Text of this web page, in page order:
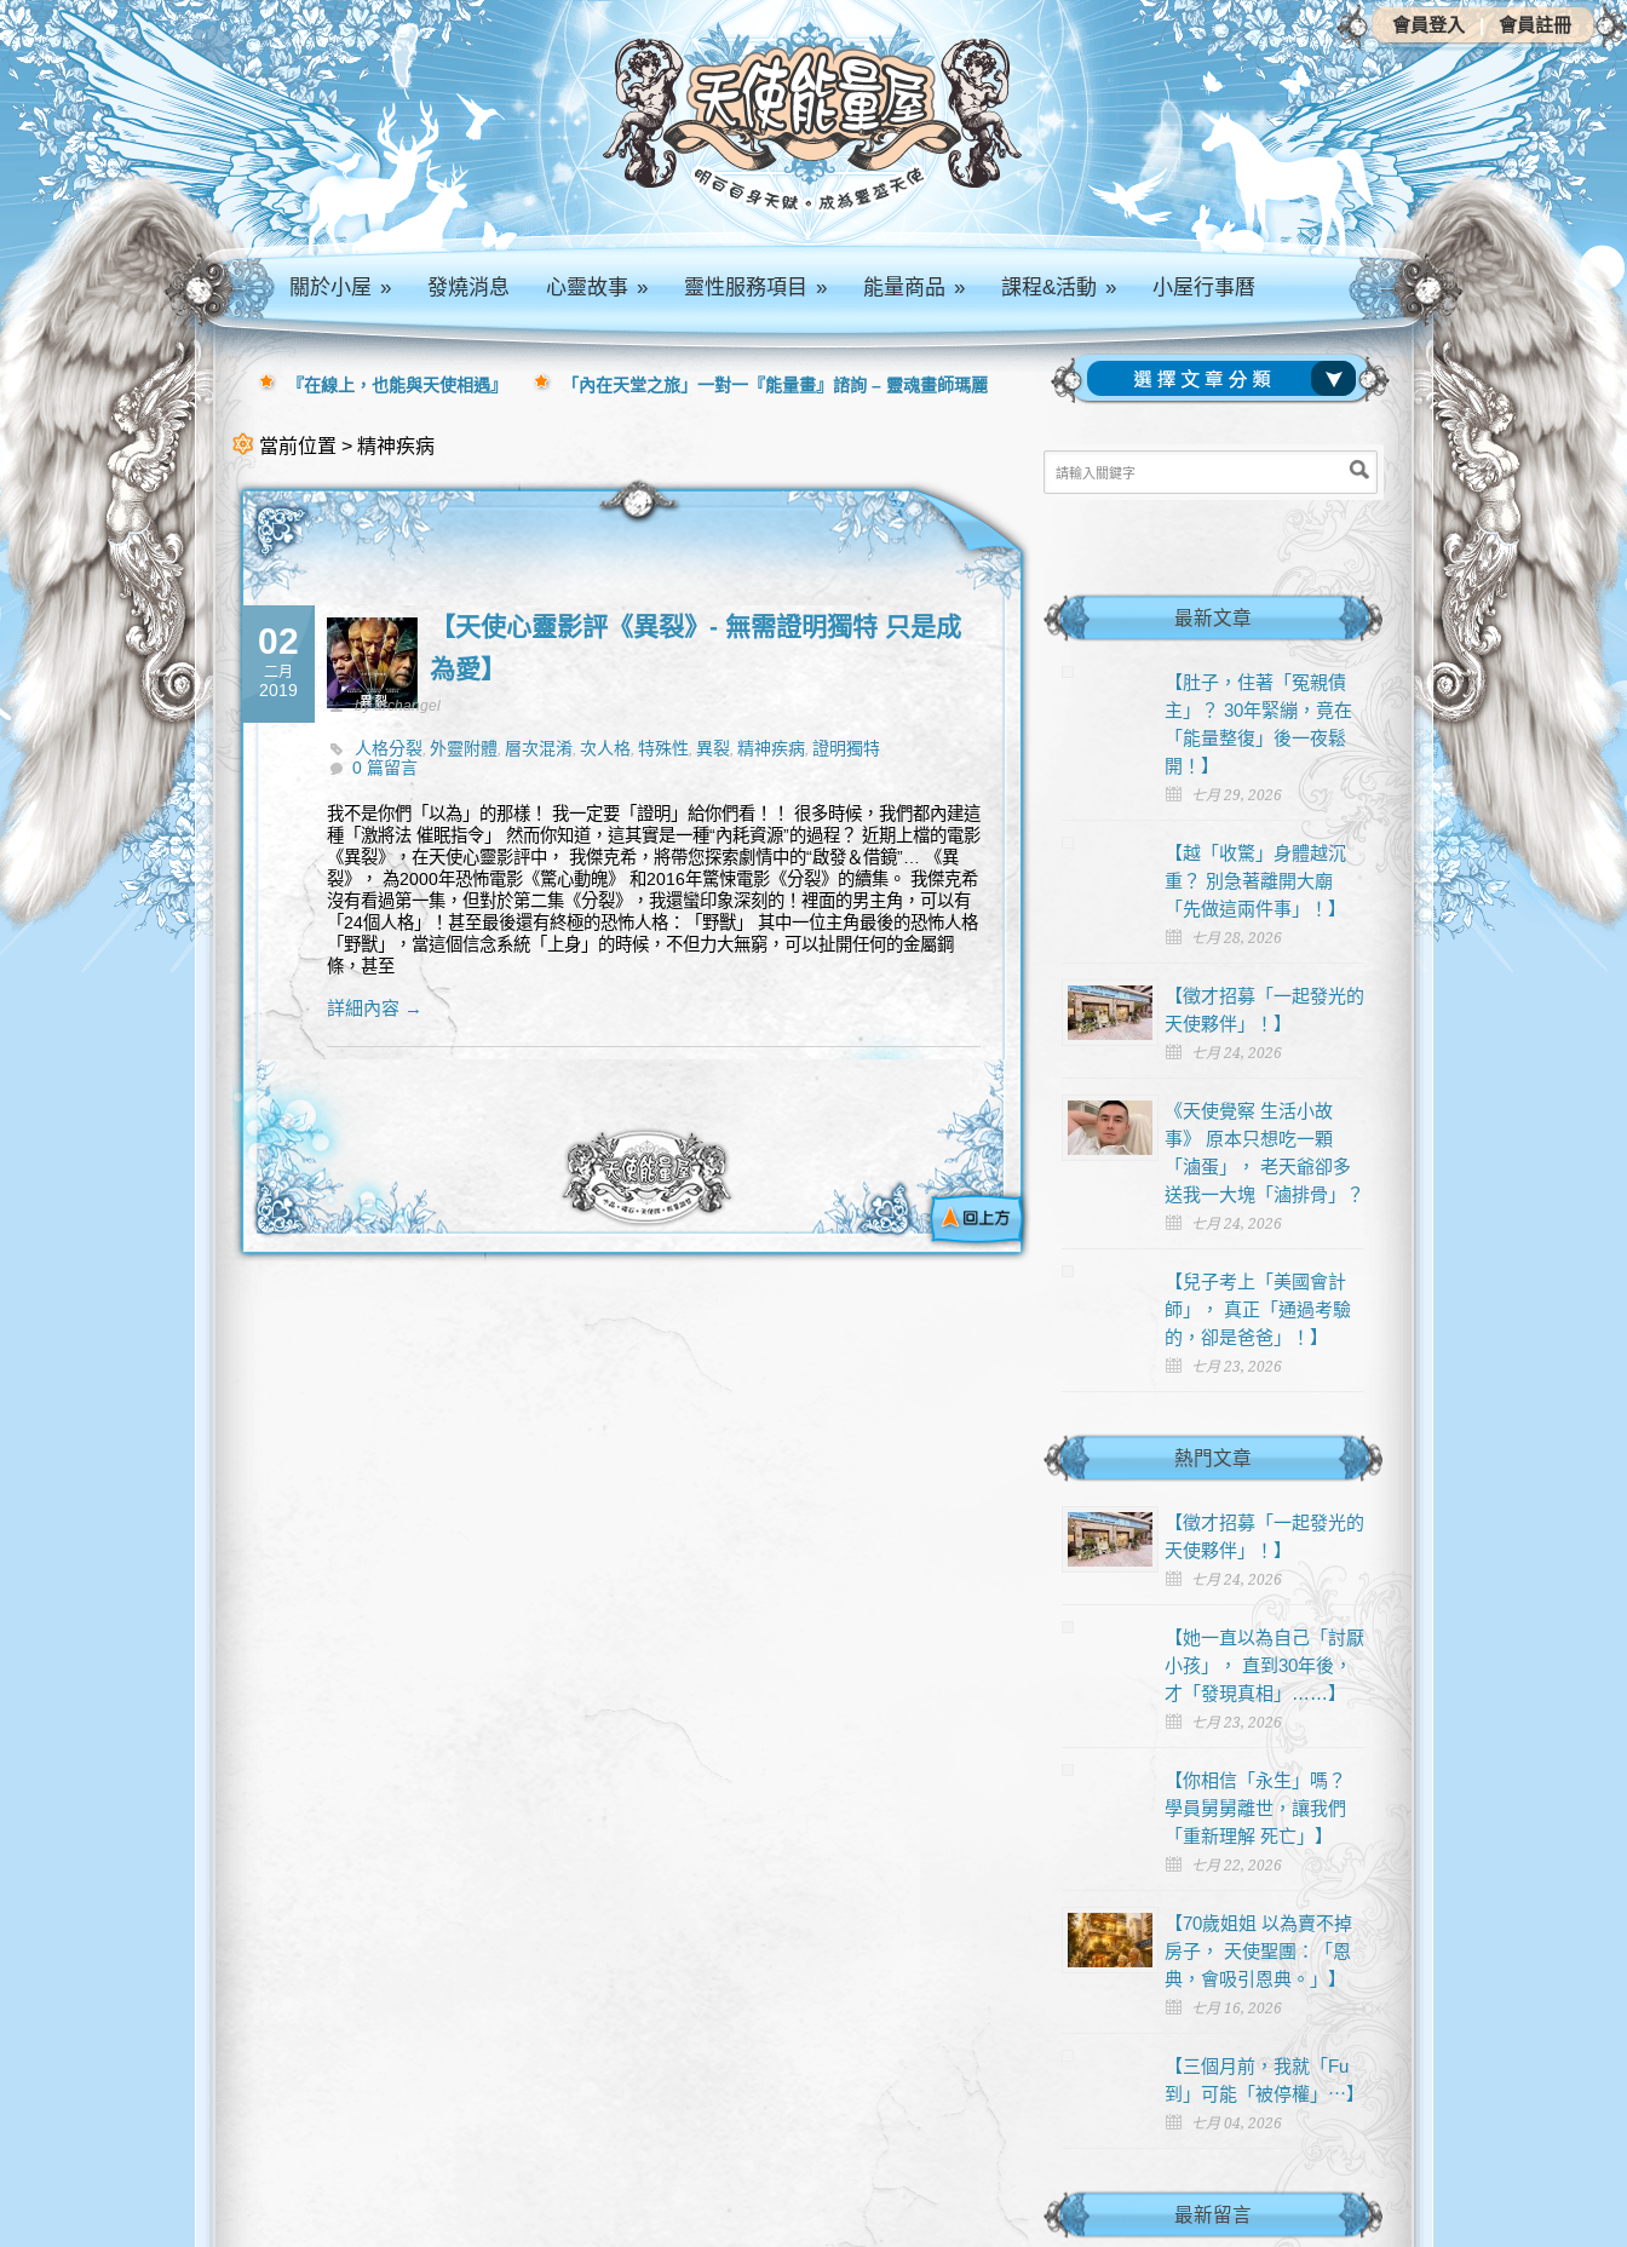
關於小屋» 發燒消息 心靈故事» 靈性服務項目» 能量商品» 課程&活動» 小屋行事曆
當前位置 > 精神疾病
02
二月
2019
【天使心靈影評《異裂》- 無需證明獨特 只是成
為愛】
by archangel
人格分裂, 外靈附體, 層次混淆, 次人格, 特殊性, 異裂, 精神疾病, 證明獨特
0 篇留言
我不是你們「以為」的那樣！ 我一定要「證明」給你們看！！ 很多時候，我們都內建這
種「激將法 催眠指令」 然而你知道，這其實是一種“內耗資源”的過程？ 近期上檔的電影
《異裂》，在天使心靈影評中， 我傑克希，將帶您探索劇情中的“啟發＆借鏡”… 《異
裂》， 為2000年恐怖電影《驚心動魄》 和2016年驚悚電影《分裂》的續集。 我傑克希
沒有看過第一集，但對於第二集《分裂》，我還蠻印象深刻的！裡面的男主角，可以有
「24個人格」！甚至最後還有終極的恐怖人格：「野獸」 其中一位主角最後的恐怖人格
「野獸」，當這個信念系統「上身」的時候，不但力大無窮，可以扯開任何的金屬鋼
條，甚至
詳細內容 →
最新文章
【肚子，住著「冤親債
主」？ 30年緊繃，竟在
「能量整復」後一夜鬆
開！】
七月 29, 2026
【越「收驚」身體越沉
重？ 別急著離開大廟
「先做這兩件事」！】
七月 28, 2026
【徵才招募「一起發光的
天使夥伴」！】
七月 24, 2026
《天使覺察 生活小故
事》 原本只想吃一顆
「滷蛋」， 老天爺卻多
送我一大塊「滷排骨」？
七月 24, 2026
【兒子考上「美國會計
師」， 真正「通過考驗
的，卻是爸爸」！】
七月 23, 2026
熱門文章
【徵才招募「一起發光的
天使夥伴」！】
七月 24, 2026
【她一直以為自己「討厭
小孩」， 直到30年後，
才「發現真相」……】
七月 23, 2026
【你相信「永生」嗎？
學員舅舅離世，讓我們
「重新理解 死亡」】
七月 22, 2026
【70歲姐姐 以為賣不掉
房子， 天使聖團：「恩
典，會吸引恩典。」】
七月 16, 2026
【三個月前，我就「Fu
到」可能「被停權」⋯】
七月 04, 2026
最新留言
『在線上，也能與天使相遇』 「內在天堂之旅」一對一『能量畫』諮詢 – 靈魂畫師瑪麗
會員登入 | 會員註冊